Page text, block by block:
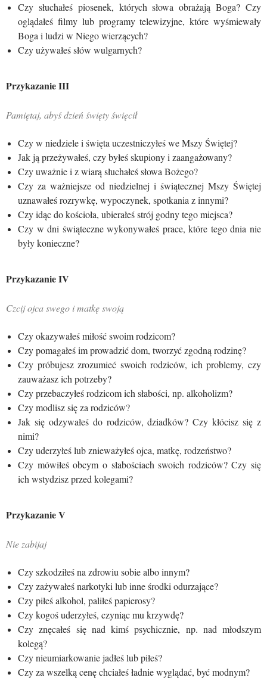
Czy słuchałeś piosenek, których słowa obrażają Boga? Czy
oglądałeś filmy lub programy telewizyjne, które wyśmiewały
Boga i ludzi w Niego wierzących?
Czy używałeś słów wulgarnych?
Przykazanie III
Pamiętaj, abyś dzień święty święcił
Czy w niedziele i święta uczestniczyłeś we Mszy Świętej?
Jak ją przeżywałeś, czy byłeś skupiony i zaangażowany?
Czy uważnie i z wiarą słuchałeś słowa Bożego?
Czy za ważniejsze od niedzielnej i świątecznej Mszy Świętej
uznawałeś rozrywkę, wypoczynek, spotkania z innymi?
Czy idąc do kościoła, ubierałeś strój godny tego miejsca?
Czy w dni świąteczne wykonywałeś prace, które tego dnia nie
były konieczne?
Przykazanie IV
Czcij ojca swego i matkę swoją
Czy okazywałeś miłość swoim rodzicom?
Czy pomagałeś im prowadzić dom, tworzyć zgodną rodzinę?
Czy próbujesz zrozumieć swoich rodziców, ich problemy, czy
zauważasz ich potrzeby?
Czy przebaczyłeś rodzicom ich słabości, np. alkoholizm?
Czy modlisz się za rodziców?
Jak się odzywałeś do rodziców, dziadków? Czy kłócisz się z
nimi?
Czy uderzyłeś lub znieważyłeś ojca, matkę, rodzeństwo?
Czy mówiłeś obcym o słabościach swoich rodziców? Czy się
ich wstydzisz przed kolegami?
PrzykazanieV
Nie zabijaj
Czy szkodziłeś na zdrowiu sobie albo innym?
Czy zażywałeś narkotyki lub inne środki odurzające?
Czy piłeś alkohol, paliłeś papierosy?
Czy kogoś uderzyłeś, czyniąc mu krzywdę?
Czy znęcałeś się nad kimś psychicznie, np. nad młodszym
kolegą?
Czy nieumiarkowanie jadłeś lub piłeś?
Czy za wszelką cenę chciałeś ładnie wyglądać, być modnym?